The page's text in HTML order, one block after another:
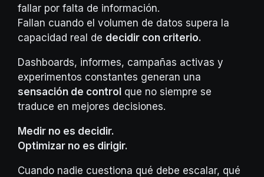
fallar por falta de información.
Fallan cuando el volumen de datos supera la
capacidad real de decidir con criterio.
Dashboards, informes, campañas activas y
experimentos constantes generan una
sensación de control que no siempre se
traduce en mejores decisiones.
Medir no es decidir.
Optimizar no es dirigir.
Cuando nadie cuestiona qué debe escalar, qué